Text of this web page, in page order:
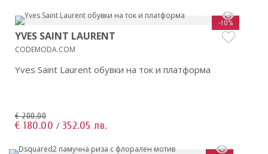
-10%
YVES SAINT LAURENT
CODEMODA.COM
Yves Saint Laurent обувки на ток и платформа
€ 200.00
€ 180.00 / 352.05 лв.